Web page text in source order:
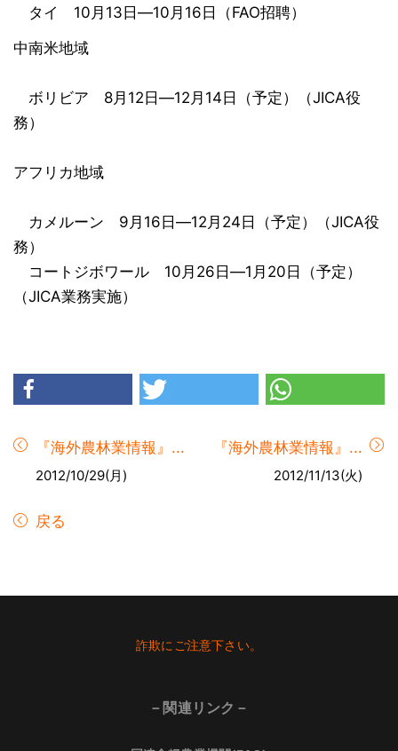
タイ 10月13日―10月16日（FAO招聘）
中南米地域
ボリビア 8月12日―12月14日（予定）（JICA役
務）
アフリカ地域
カメルーン 9月16日―12月24日（予定）（JICA役
務）
コートジボワール 10月26日―1月20日（予定）
（JICA業務実施）
『海外農林業情報』...
2012/10/29(月)
『海外農林業情報』...
2012/11/13(火)
戻る
詐欺にご注意下さい。
－関連リンク－